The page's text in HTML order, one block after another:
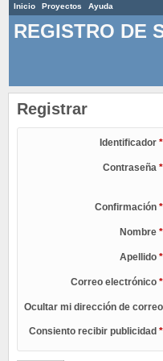
Inicio Proyectos Ayuda
REGISTRO DE
Registrar
Identificador *
Contraseña *
Confirmación *
Nombre *
Apellido *
Correo electrónico *
Ocultar mi dirección de correo
Consiento recibir publicidad *